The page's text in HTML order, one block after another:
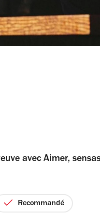
avec Aimer,
Recommandé